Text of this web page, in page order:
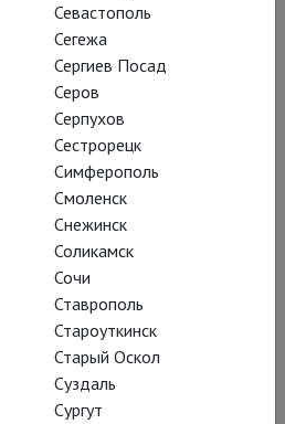
заглавная
королева
а её палачка
в исполнении
актрисы
Верберг.
Севастополь
Сегежа
Сергиев Посад
Серов
Серпухов
Сестрорецк
Симферополь
Смоленск
Снежинск
Соликамск
Сочи
Ставрополь
Староуткинск
Старый Оскол
Суздаль
Сургут